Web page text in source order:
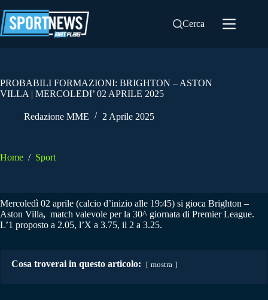
al
contenuto
Cerca
PROBABILI FORMAZIONI: BRIGHTON – ASTON
VILLA | MERCOLEDI’ 02 APRILE 2025
Redazione MME 2 Aprile 2025
Home / Sport
Mercoledì 02 aprile (calcio d’inizio alle 19:45) si gioca Brighton –
Aston Villa, match valevole per la 30^ giornata di Premier League.
L’1 proposto a 2.05, l’X a 3.75, il 2 a 3.25.
Cosa troverai in questo articolo: mostra